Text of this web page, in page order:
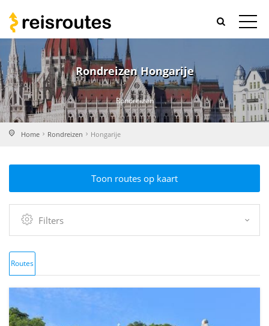
Rondreizen Hongarije
Rondreizen
Home Rondreizen Hongarije
Toon routes op kaart
Filters
Routes